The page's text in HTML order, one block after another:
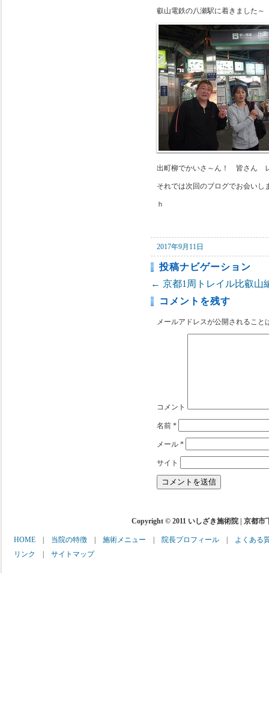
叡山電鉄の八瀬駅に着きました～
出町柳でかいさ～ん！ 皆さん
それでは次回のブログでお会い
ｈ
2017年9月11日
投稿ナビゲーション
← 京都1周トレイル比叡山
コメントを残す
メールアドレスが公開されること
コメント
名前 *
メール *
サイト
Copyright © 2011 いしざき施術院 | 京都
HOME 当院の特徴 施術メニュー 院長プロフィール
よくある
リンク
サイトマップ